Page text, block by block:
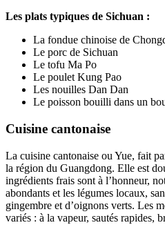
Les plats typiques de Sichuan :
La fondue chinoise de
Le porc de Sichuan
Le tofu Ma Po
Le poulet Kung Pao
Les nouilles Dan Dan
Le poisson bouilli dans un
Cuisine cantonaise
La cuisine cantonaise ou Yue, fait
la région du Guangdong. Elle est
ingrédients frais sont à l’honneur,
abondants et les légumes locaux,
gingembre et d’oignons verts. Les
variés : à la vapeur, sautés rapides,